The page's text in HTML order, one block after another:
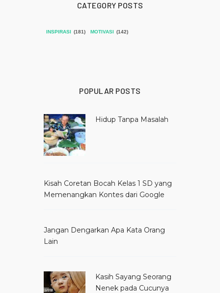
CATEGORY POSTS
INSPIRASI (181) MOTIVASI (142)
POPULAR POSTS
Hidup Tanpa Masalah
Kisah Coretan Bocah Kelas 1 SD yang
Memenangkan Kontes dari Google
Jangan Dengarkan Apa Kata Orang
Lain
Kasih Sayang Seorang
Nenek pada Cucunya